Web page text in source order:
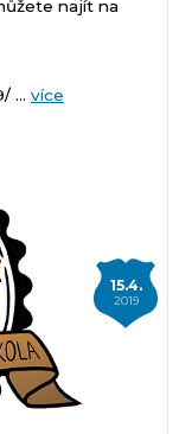
najít na
... více
15.4.
2019